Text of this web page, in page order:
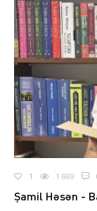
1 1 669
Şamil Həsən -